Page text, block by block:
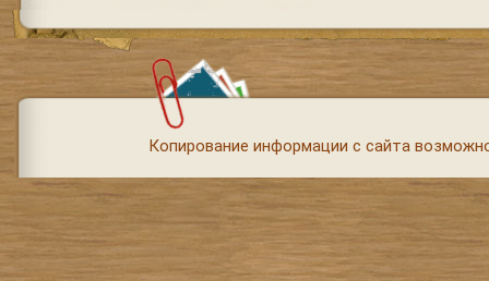
Копирование информации с сайта